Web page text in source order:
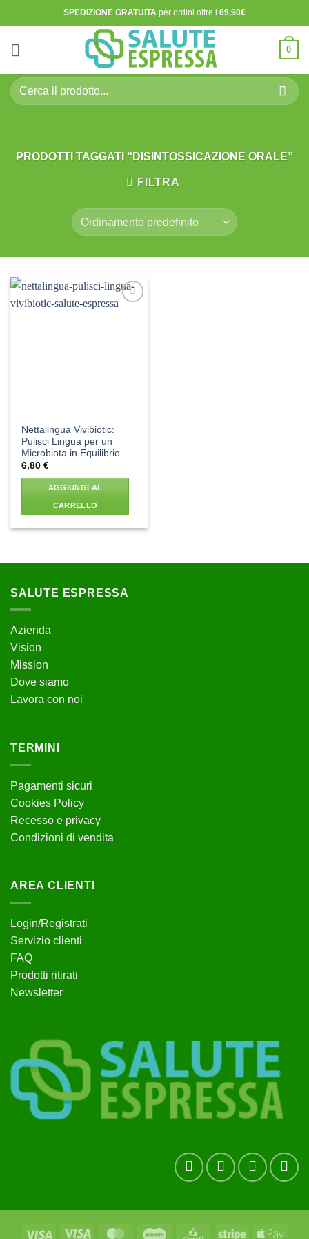
ai
contenuti
SPEDIZIONE GRATUITA per ordini oltre i 69,90€
0
Cerca:
PRODOTTI TAGGATI “DISINTOSSICAZIONE ORALE”
FILTRA
Nettalingua Vivibiotic:
Pulisci Lingua per un
Microbiota in Equilibrio
6,80€
AGGIUNGI AL
CARRELLO
SALUTE ESPRESSA
Azienda
Vision
Mission
Dove siamo
Lavora con noi
TERMINI
Pagamenti sicuri
Cookies Policy
Recesso e privacy
Condizioni di vendita
AREA CLIENTI
Login/Registrati
Servizio clienti
FAQ
Prodotti ritirati
Newsletter
Visa Visa MasterCardMaestro CartaSi Stripe Apple